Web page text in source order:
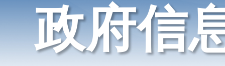
政府信